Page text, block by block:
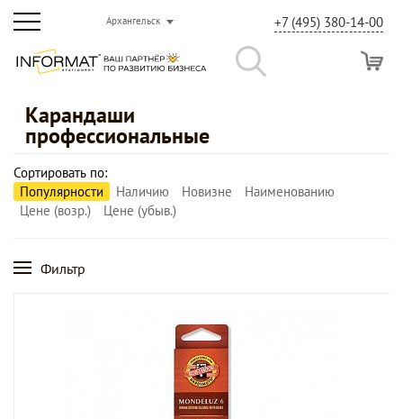
Архангельск +7 (495) 380-14-00
Карандаши
профессиональные
Сортировать по:
Популярности
Наличию Новизне
Наименованию
Цене (возр.)
Цене (убыв.)
Фильтр